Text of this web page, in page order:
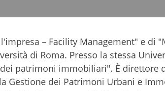
– Facility Management" e di
di Roma. Presso la stessa
patrimoni immobiliari". È direttore
Gestione dei Patrimoni Urbani e